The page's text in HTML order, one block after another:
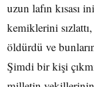
uzun lafın kısası
kemiklerini
öldürdü ve
Şimdi bir kişi